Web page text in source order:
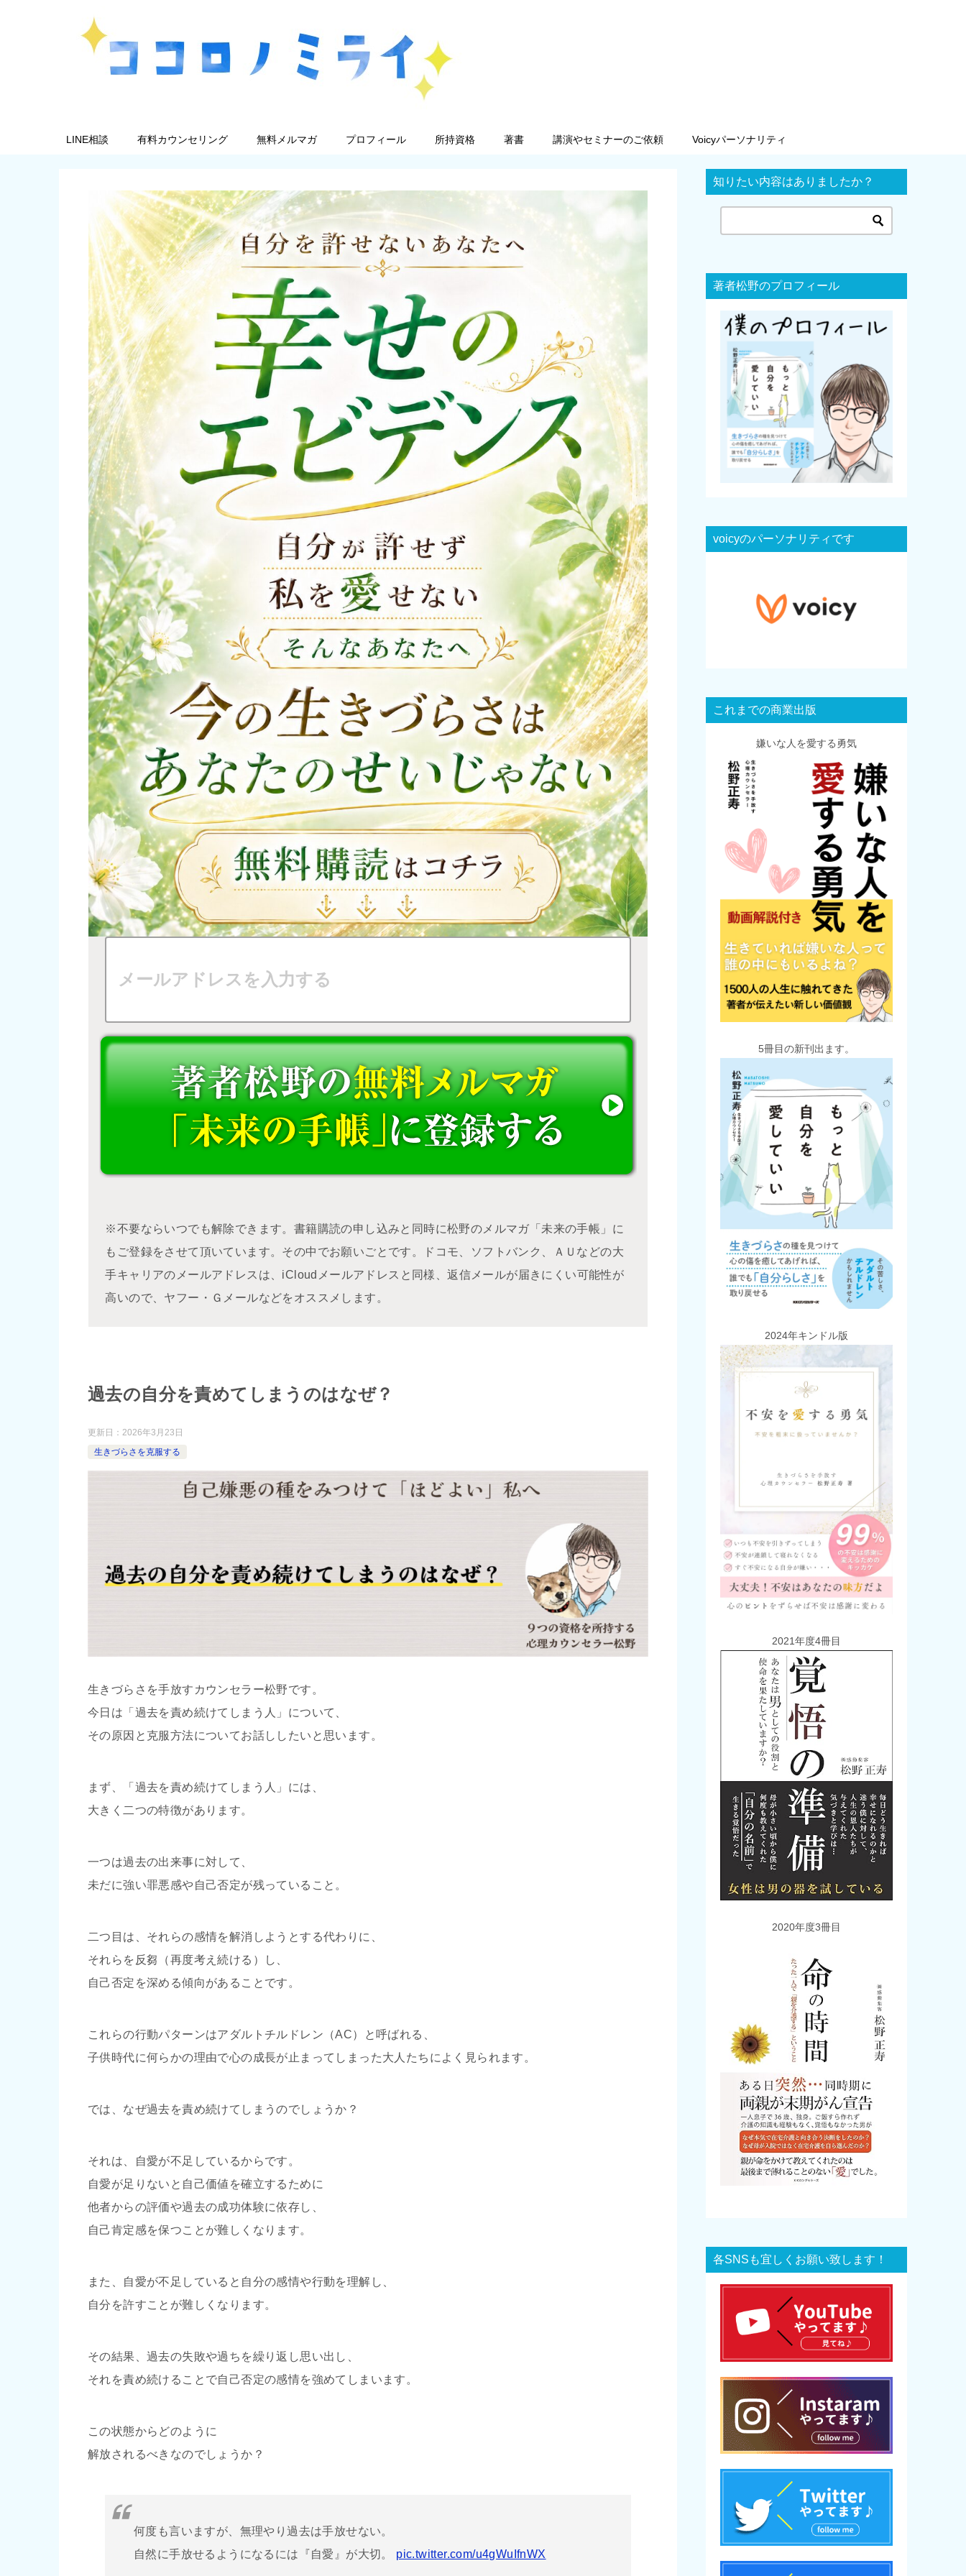
LINE相談 有料カウンセリング 無料メルマガ プロフィール 所持資格 著書 講演やセミナーのご依頼 Voicyパーソナリティ
※不要ならいつでも解除できます。書籍購読の申し込みと同時に松野のメルマガ「未来の手帳」に
もご登録をさせて頂いています。その中でお願いごとです。ドコモ、ソフトバンク、ＡＵなどの大
手キャリアのメールアドレスは、iCloudメールアドレスと同様、返信メールが届きにくい可能性が
高いので、ヤフー・Ｇメールなどをオススメします。
過去の自分を責めてしまうのはなぜ？
更新日： 2026年3月23日
生きづらさを克服する
生きづらさを手放すカウンセラー松野です。
今日は「過去を責め続けてしまう人」について、
その原因と克服方法についてお話ししたいと思います。
まず、「過去を責め続けてしまう人」には、
大きく二つの特徴があります。
一つは過去の出来事に対して、
未だに強い罪悪感や自己否定が残っていること。
二つ目は、それらの感情を解消しようとする代わりに、
それらを反芻（再度考え続ける）し、
自己否定を深める傾向があることです。
これらの行動パターンはアダルトチルドレン（AC）と呼ばれる、
子供時代に何らかの理由で心の成長が止まってしまった大人たちによく見られます。
では、なぜ過去を責め続けてしまうのでしょうか？
それは、自愛が不足しているからです。
自愛が足りないと自己価値を確立するために
他者からの評価や過去の成功体験に依存し、
自己肯定感を保つことが難しくなります。
また、自愛が不足していると自分の感情や行動を理解し、
自分を許すことが難しくなります。
その結果、過去の失敗や過ちを繰り返し思い出し、
それを責め続けることで自己否定の感情を強めてしまいます。
この状態からどのように
解放されるべきなのでしょうか？
何度も言いますが、無理やり過去は手放せない。
自然に手放せるようになるには『自愛』が大切。 pic.twitter.com/u4gWuIfnWX
知りたい内容はありましたか？
著者松野のプロフィール
voicyのパーソナリティです
これまでの商業出版
嫌いな人を愛する勇気
5冊目の新刊出ます。
2024年キンドル版
2021年度4冊目
2020年度3冊目
各SNSも宜しくお願い致します！